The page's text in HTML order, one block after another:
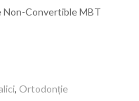
Non-Convertible MBT
, Ortodonție